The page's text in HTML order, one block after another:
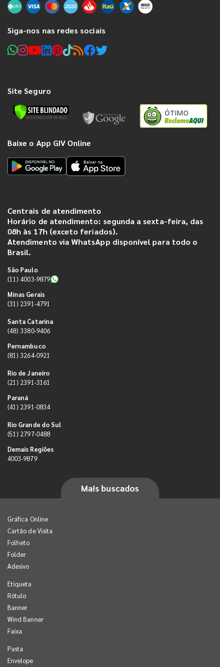
Siga-nos nas redes sociais
Site Seguro
ÓTIMO
Baixe o App GIV Online
Centrais de atendimento
Horário de atendimento: segunda a sexta-feira, das
08h às 17h (exceto feriados).
Atendimento via WhatsApp disponível para todo o
Brasil.
São Paulo
(11) 4003-9879
Minas Gerais
(31) 2391-4791
Santa Catarina
(48) 3380-9406
Pernambuco
(81) 3264-0921
Rio de Janeiro
(21) 2391-3161
Paraná
(41) 2391-0834
Rio Grande do Sul
(51) 2797-0488
Demais Regiões
4003-9879
Mais buscados
Gráfica Online
Cartão de Visita
Folheto
Folder
Adesivo
Etiqueta
Rótulo
Banner
Wind Banner
Faixa
Pasta
Envelope